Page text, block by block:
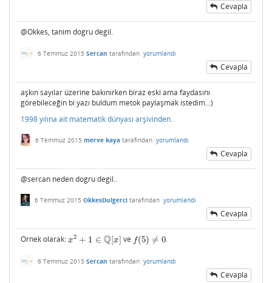
Cevapla
@Okkes, tanim dogru degil.
6 Temmuz 2015 Sercan tarafından yorumlandı
Cevapla
aşkın sayılar üzerine bakınırken biraz eski ama faydasını
görebileceğin bi yazı buldum metok paylaşmak istedim..:)
1998 yılına ait matematik dünyası arşivinden..
6 Temmuz 2015 merve kaya tarafından yorumlandı
Cevapla
@sercan neden dogru degil..
6 Temmuz 2015 OkkesDulgerci tarafından yorumlandı
Cevapla
Ornek olarak: x2 + 1 ∈ Q[x]
x2+1∈Q [x ] ve f(5) ≠ 0
f(5)≠0 .
6 Temmuz 2015 Sercan tarafından yorumlandı
Cevapla